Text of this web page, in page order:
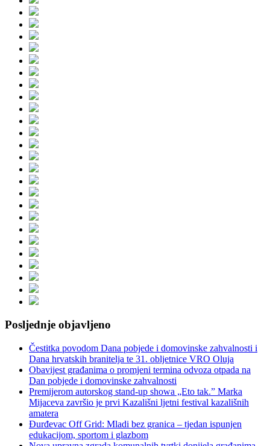
Posljednje objavljeno
Čestitka povodom Dana pobjede i domovinske zahvalnosti i
Dana hrvatskih branitelja te 31. obljetnice VRO Oluja
Obavijest građanima o promjeni termina odvoza otpada na
Dan pobjede i domovinske zahvalnosti
Premijerom autorskog stand-up showa „Eto tak.” Marka
Mijaceva završio je prvi Kazališni ljetni festival kazališnih
amatera
Đurđevac Off Grid: Mladi bez granica – tjedan ispunjen
edukacijom, sportom i glazbom